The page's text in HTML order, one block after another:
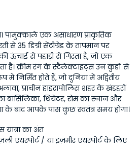
एक असाधारण प्राकृतिक
से 35 डिग्री सेंटीग्रेड के तापमान पर
ऊंचाई से पहाड़ी से गिरता है, जो एक
है। क्रीम रंग के स्टैलेक्टाइट्स उन कुंडों से
में निर्मित होते हैं, जो दुनिया में अद्वितीय
प्राचीन हाइरापोलिस शहर के खंडहरों
बासिलिका, थियेटर, रोम का स्नान और
के बाद आपके पास कुछ स्वतंत्र समय होगा।
का अंत
एयरपोर्ट / या इज़मीर एयरपोर्ट के लिए